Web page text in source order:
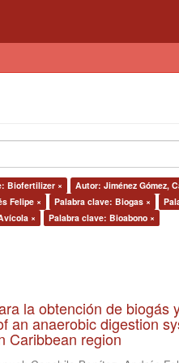
Biofertilizer ×
Autor: Jiménez Gómez,
Felipe × Palabra clave: Biogas ×
× Palabra clave: Bioabono ×
la obtención de biogás
anaerobic digestion
Caribbean region